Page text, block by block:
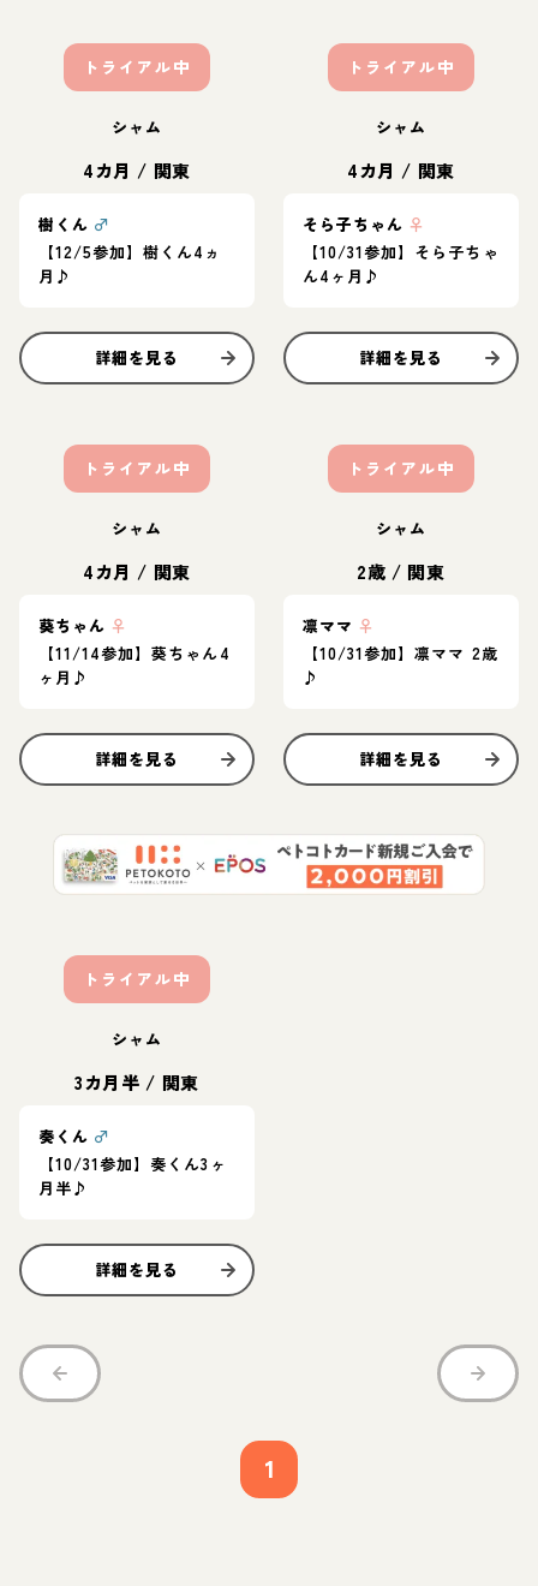
トライアル中
シャム
4カ月 / 関東
樹くん ♂
【12/5参加】樹くん4ヵ
月♪
詳細を見る
トライアル中
シャム
4カ月 / 関東
そら子ちゃん ♀
【10/31参加】そら子ちゃ
ん4ヶ月♪
詳細を見る
トライアル中
シャム
4カ月 / 関東
葵ちゃん ♀
【11/14参加】葵ちゃん4
ヶ月♪
詳細を見る
トライアル中
シャム
2歳 / 関東
凛ママ ♀
【10/31参加】凛ママ 2歳
♪
詳細を見る
トライアル中
シャム
3カ月半 / 関東
奏くん ♂
【10/31参加】奏くん3ヶ
月半♪
詳細を見る
1